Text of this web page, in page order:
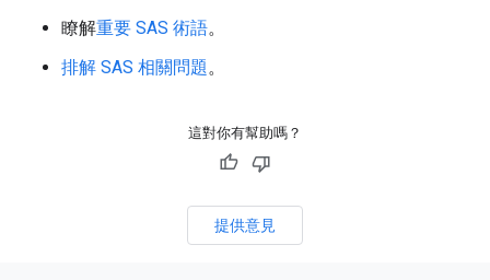
瞭解重要 SAS 術語。
排解 SAS 相關問題。
這對你有幫助嗎？
提供意見